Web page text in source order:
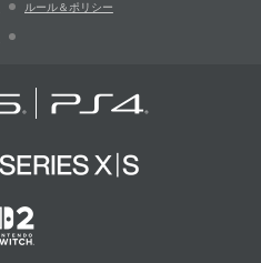
ルール＆ポリシー